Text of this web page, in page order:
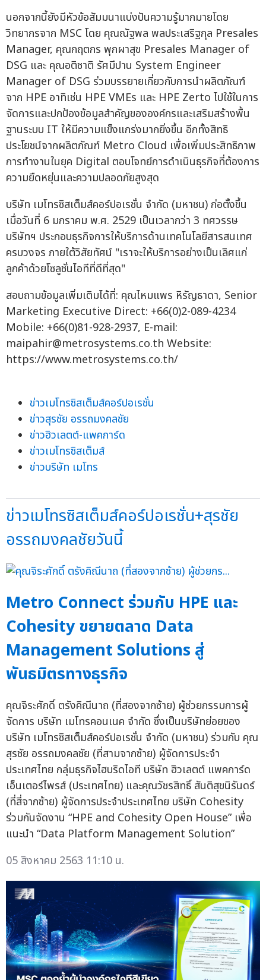
นอกจากนี้ยังมีหัวข้อสัมมนาแบ่งปันความรู้มากมายโดย
วิทยากรจาก MSC โดย คุณณัฐพล พลประเสริฐกุล Presales
Manager, คุณกฤตกร พุกผาสุข Presales Manager of
DSG และ คุณอติชาติ รัศมีปาน System Engineer
Manager of DSG ร่วมบรรยายเกี่ยวกับการนำผลิตภัณฑ์
จาก HPE อาทิเช่น HPE VMEs และ HPE Zerto ไปใช้ในการ
จัดการและปกป้องข้อมูลสำคัญขององค์กรและเสริมสร้างพื้น
ฐานระบบ IT ให้มีความแข็งแกร่งมากยิ่งขึ้น อีกทั้งสิทธิ
ประโยชน์จากผลิตภัณฑ์ Metro Cloud เพื่อเพิ่มประสิทธิภาพ
การทำงานในยุค Digital ตอบโจทย์การดำเนินธุรกิจที่ต้องการ
ความยืดหยุ่นและความปลอดภัยสูงสุด
บริษัท เมโทรซิสเต็มส์คอร์ปอเรชั่น จำกัด (มหาชน) ก่อตั้งขึ้น
เมื่อวันที่ 6 มกราคม พ.ศ. 2529 เป็นเวลากว่า 3 ทศวรรษ
บริษัทฯ ประกอบธุรกิจการให้บริการด้านเทคโนโลยีสารสนเทศ
ครบวงจร ภายใต้วิสัยทัศน์ "เราจะให้บริการอย่างเป็นเลิศแก่
ลูกค้าด้วยโซลูชั่นไอทีที่ดีที่สุด"
สอบถามข้อมูลเพิ่มเติมได้ที่: คุณไหมแพร หิรัญธาดา, Senior
Marketing Executive Direct: +66(0)2-089-4234
Mobile: +66(0)81-928-2937, E-mail:
maipahir@metrosystems.co.th Website:
https://www.metrosystems.co.th/
ข่าวเมโทรซิสเต็มส์คอร์ปอเรชั่น
ข่าวสุรชัย อรรถมงคลชัย
ข่าวฮิวเลตต์-แพคการ์ด
ข่าวเมโทรซิสเต็มส์
ข่าวบริษัท เมโทร
ข่าวเมโทรซิสเต็มส์คอร์ปอเรชั่น+สุรชัย
อรรถมงคลชัยวันนี้
Metro Connect ร่วมกับ HPE และ
Cohesity ขยายตลาด Data
Management Solutions สู่
พันธมิตรทางธุรกิจ
คุณจิระศักดิ์ ตรังคิณีนาถ (ที่สองจากซ้าย) ผู้ช่วยกรรมการผู้
จัดการ บริษัท เมโทรคอนเนค จำกัด ซึ่งเป็นบริษัทย่อยของ
บริษัท เมโทรซิสเต็มส์คอร์ปอเรชั่น จำกัด (มหาชน) ร่วมกับ คุณ
สุรชัย อรรถมงคลชัย (ที่สามจากซ้าย) ผู้จัดการประจำ
ประเทศไทย กลุ่มธุรกิจไฮบริดไอที บริษัท ฮิวเลตต์ แพคการ์ด
เอ็นเตอร์ไพรส์ (ประเทศไทย) และคุณวัชรสิทธิ์ สันติสุขนิรันดร์
(ที่สี่จากซ้าย) ผู้จัดการประจำประเทศไทย บริษัท Cohesity
ร่วมกันจัดงาน “HPE and Cohesity Open House” เพื่อ
แนะนำ “Data Platform Management Solution”
05 สิงหาคม 2563 11:10 น.